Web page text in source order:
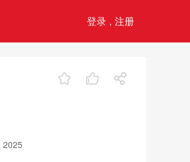
登录 ， 注册
2025